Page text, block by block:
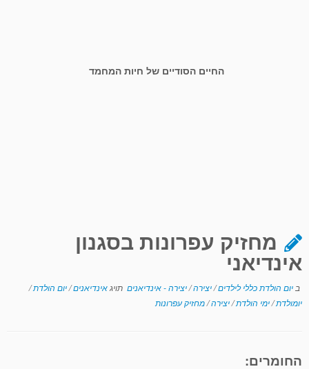
החיים הסודיים של חיות המחמד
מחזיק עפרונות בסגנון
אינדיאני
ב יום הולדת כללי לילדים/יצירה/יצירה - אינדיאנים תויגאינדיאנים/יום הולדת/
יומולדת/ימי הולדת/יצירה/מחזיק עפרונות
החומרים: